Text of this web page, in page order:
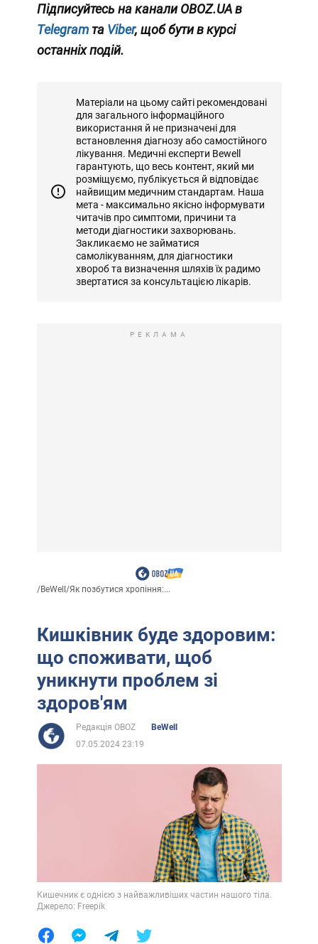
Підписуйтесь на канали OBOZ.UA в
Telegram та Viber, щоб бути в курсі
останніх подій.
Матеріали на цьому сайті рекомендовані
для загального інформаційного
використання й не призначені для
встановлення діагнозу або самостійного
лікування. Медичні експерти Bewell
гарантують, що весь контент, який ми
розміщуємо, публікується й відповідає
найвищим медичним стандартам. Наша
мета - максимально якісно інформувати
читачів про симптоми, причини та
методи діагностики захворювань.
Закликаємо не займатися
самолікуванням, для діагностики
хвороб та визначення шляхів їх радимо
звертатися за консультацією лікарів.
РЕКЛАМА
/BeWell/Як позбутися хропіння:...
Кишківник буде здоровим:
що споживати, щоб
уникнути проблем зі
здоров'ям
Редакція OBOZ
BeWell
07.05.2024 23:19
Кишечник є однією з найважливіших частин нашого тіла.
Джерело: Freepik